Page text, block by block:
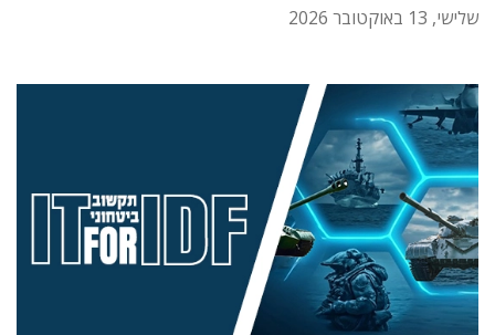
שלישי, 13 באוקטובר 2026